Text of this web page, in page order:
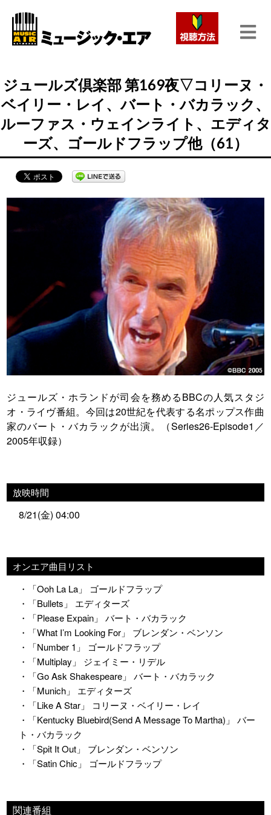
ジュールズ倶楽部 第169夜▽コリーヌ・
ベイリー・レイ、バート・バカラック、
ルーファス・ウェインライト、エディタ
ーズ、ゴールドフラップ他（61）
ジュールズ・ホランドが司会を務めるBBCの人気スタジ
オ・ライヴ番組。今回は20世紀を代表する名ポップス作曲
家のバート・バカラックが出演。（Series26-Episode1／
2005年収録）
放映時間
8/21(金) 04:00
オンエア曲目リスト
・「Ooh La La」 ゴールドフラップ
・「Bullets」 エディターズ
・「Please Expain」 バート・バカラック
・「What I’m Looking For」 ブレンダン・ベンソン
・「Number 1」 ゴールドフラップ
・「Multiplay」 ジェイミー・リデル
・「Go Ask Shakespeare」 バート・バカラック
・「Munich」 エディターズ
・「Like A Star」 コリーヌ・ベイリー・レイ
・「Kentucky Bluebird(Send A Message To Martha)」 バー
ト・バカラック
・「Spit It Out」 ブレンダン・ベンソン
・「Satin Chic」 ゴールドフラップ
関連番組